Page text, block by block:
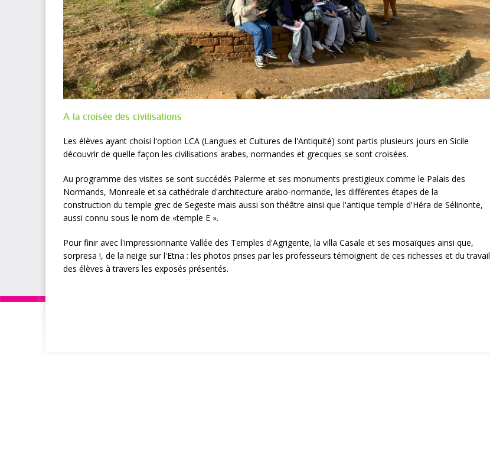
A la croisée des civilisations
Les élèves ayant choisi l'option LCA (Langues et Cultures de l'Antiquité) sont partis plusieurs jours en Sicile
découvrir de quelle façon les civilisations arabes, normandes et grecques se sont croisées.
Au programme des visites se sont succédés Palerme et ses monuments prestigieux comme le Palais des
Normands, Monreale et sa cathédrale d'architecture arabo-normande, les différentes étapes de la
construction du temple grec de Segeste mais aussi son théâtre ainsi que l'antique temple d'Héra de Sélinonte,
aussi connu sous le nom de «temple E ».
Pour finir avec l'impressionnante Vallée des Temples d'Agrigente, la villa Casale et ses mosaïques ainsi que,
sorpresa !, de la neige sur l'Etna : les photos prises par les professeurs témoignent de ces richesses et du travail
des élèves à travers les exposés présentés.